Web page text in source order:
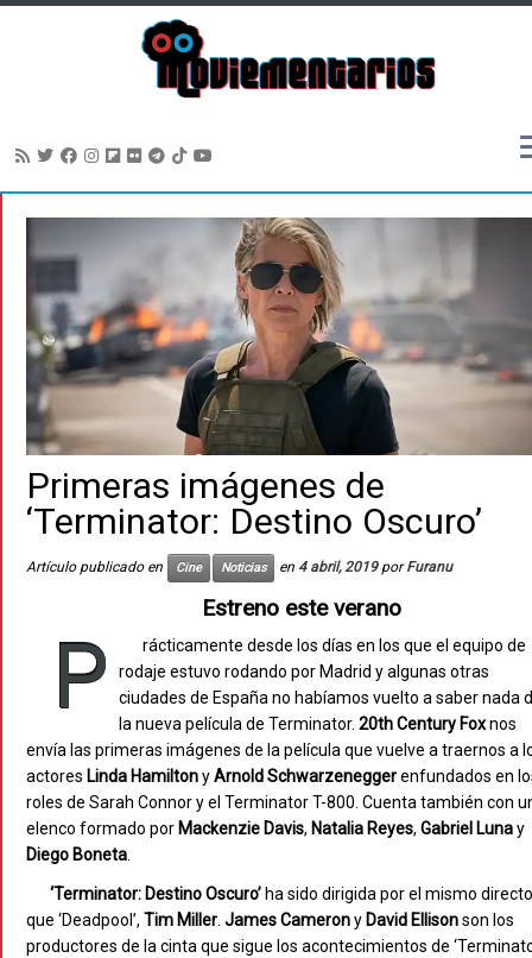
contenido
Primeras imágenes de
‘Terminator: Destino Oscuro’
Artículo publicado en Cine Noticias en 4 abril, 2019 porFuranu
Estreno este verano
P
rácticamente desde los días en los que el equipo de
rodaje estuvo rodando por Madrid y algunas otras
ciudades de España no habíamos vuelto a saber nada
la nueva película de Terminator. 20th Century Foxnos
envía las primeras imágenes de la película que vuelve a traernos a
actores Linda HamiltonyArnold Schwarzeneggerenfundados en
roles de Sarah Connor y el Terminator T-800. Cuenta también con
elenco formado por Mackenzie Davis, Natalia Reyes, Gabriel Lunay
Diego Boneta.
‘Terminator: Destino Oscuro’ ha sido dirigida por el mismo
que ‘Deadpool’, Tim Miller. James Camerony David Ellisonson los
productores de la cinta que sigue los acontecimientos de